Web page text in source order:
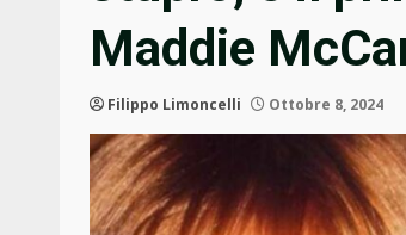
Maddie
Filippo Limoncelli Ottobre 8, 2024